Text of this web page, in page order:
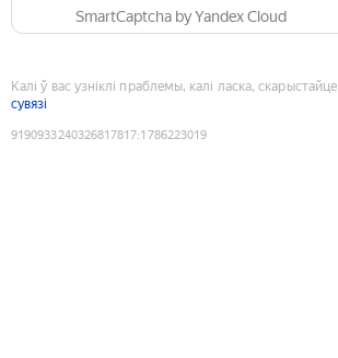
SmartCaptcha by Yandex Cloud
Калі ў вас узніклі праблемы, калі ласка, скарыстайце
сувязі
9190933240326817817:1786223019